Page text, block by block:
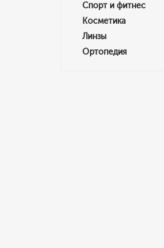
Спорт и фитнес
Косметика
Линзы
Ортопедия